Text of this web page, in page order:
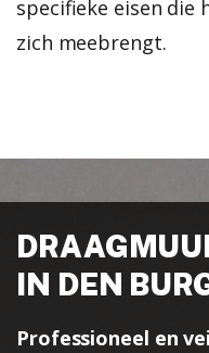
specifieke eisen die
zich meebrengt.
IN DEN
Professioneel en